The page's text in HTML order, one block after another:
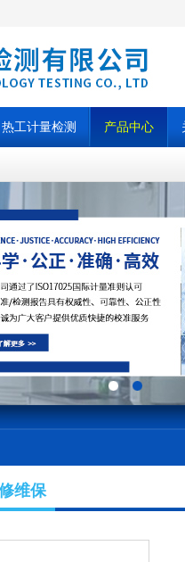
热工计量检测 产品中心
维保